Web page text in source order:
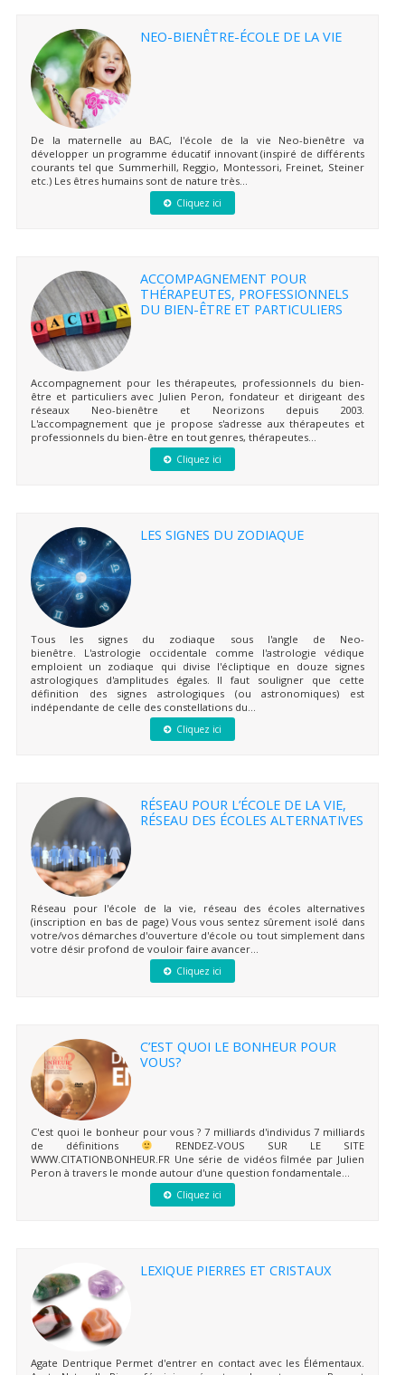
NEO-BIENÊTRE-ÉCOLE DE LA VIE
De la maternelle au BAC, l'école de la vie Neo-bienêtre va
développer un programme éducatif innovant (inspiré de différents
courants tel que Summerhill, Reggio, Montessori, Freinet, Steiner
etc.) Les êtres humains sont de nature très...
Cliquez ici
ACCOMPAGNEMENT POUR
THÉRAPEUTES, PROFESSIONNELS
DU BIEN-ÊTRE ET PARTICULIERS
Accompagnement pour les thérapeutes, professionnels du bien-
être et particuliers avec Julien Peron, fondateur et dirigeant des
réseaux Neo-bienêtre et Neorizons depuis 2003.
L'accompagnement que je propose s'adresse aux thérapeutes et
professionnels du bien-être en tout genres, thérapeutes...
Cliquez ici
LES SIGNES DU ZODIAQUE
Tous les signes du zodiaque sous l'angle de Neo-
bienêtre. L'astrologie occidentale comme l'astrologie védique
emploient un zodiaque qui divise l'écliptique en douze signes
astrologiques d'amplitudes égales. Il faut souligner que cette
définition des signes astrologiques (ou astronomiques) est
indépendante de celle des constellations du...
Cliquez ici
RÉSEAU POUR L’ÉCOLE DE LA VIE,
RÉSEAU DES ÉCOLES ALTERNATIVES
Réseau pour l'école de la vie, réseau des écoles alternatives
(inscription en bas de page) Vous vous sentez sûrement isolé dans
votre/vos démarches d'ouverture d'école ou tout simplement dans
votre désir profond de vouloir faire avancer...
Cliquez ici
C’EST QUOI LE BONHEUR POUR
VOUS?
C'est quoi le bonheur pour vous ? 7 milliards d'individus 7 milliards
de définitions
RENDEZ-VOUS SUR LE SITE
WWW.CITATIONBONHEUR.FR Une série de vidéos filmée par Julien
Peron à travers le monde autour d'une question fondamentale...
Cliquez ici
LEXIQUE PIERRES ET CRISTAUX
Agate Dentrique Permet d'entrer en contact avec les Élémentaux.